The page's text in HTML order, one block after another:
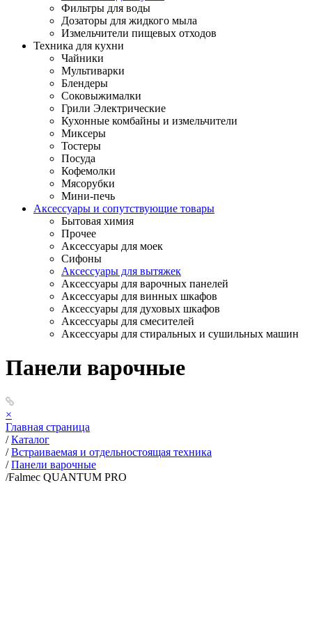
Фильтры для воды
Дозаторы для жидкого мыла
Измельчители пищевых отходов
Техника для кухни
Чайники
Мультиварки
Блендеры
Соковыжималки
Грили Электрические
Кухонные комбайны и измельчители
Миксеры
Тостеры
Посуда
Кофемолки
Мясорубки
Мини-печь
Аксессуары и сопутствующие товары
Бытовая химия
Прочее
Аксессуары для моек
Сифоны
Аксессуары для вытяжек
Аксессуары для варочных панелей
Аксессуары для винных шкафов
Аксессуары для духовых шкафов
Аксессуары для смесителей
Аксессуары для стиральных и сушильных машин
Панели варочные
×
Главная страница
/ Каталог
/ Встраиваемая и отдельностоящая техника
/ Панели варочные
/Falmec QUANTUM PRO